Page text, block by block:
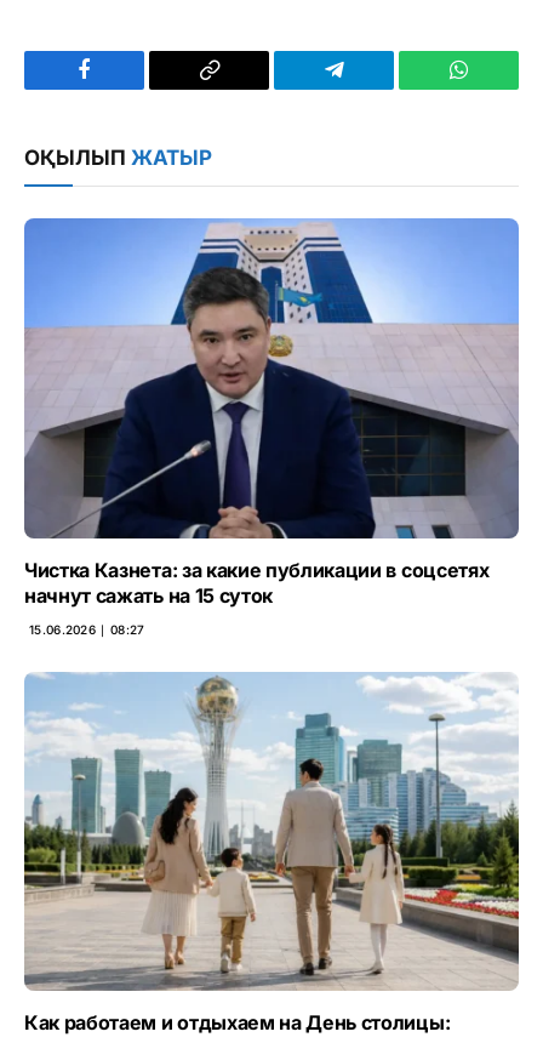
Facebook
Copy
Telegram
ОҚЫЛЫП ЖАТЫР
Чистка Казнета: за какие публикации в соцсетях
начнут сажать на 15 суток
15.06.2026 ∣ 08:27
Как работаем и отдыхаем на День столицы: